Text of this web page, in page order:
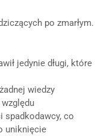
po zmarłym.
jedynie długi, które
wiedzy
spadkodawcy, co
uniknięcie